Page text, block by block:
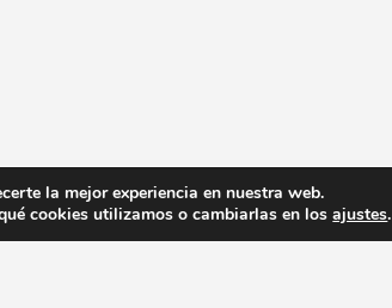
la mejor experiencia en nuestra web.
cookies utilizamos o cambiarlas en losajustes.